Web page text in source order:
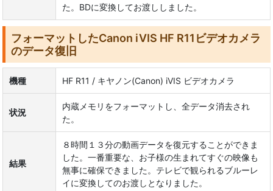
た。BDに変換してお渡ししました。
フォーマットしたCanon iVIS HF R11ビデオカメラ
のデータ復旧
機種 HF R11 / キヤノン(Canon) iVIS ビデオカメラ
状況
内蔵メモリをフォーマットし、全データ消去され
た。
結果
８時間１３分の動画データを復元することができま
した。一番重要な、お子様の生まれてすぐの映像も
無事に確保できました。テレビで観られるブルーレ
イに変換してのお渡しとなりました。